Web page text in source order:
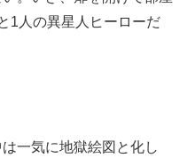
1人の異星人ヒーローだ
一気に地獄絵図と化し